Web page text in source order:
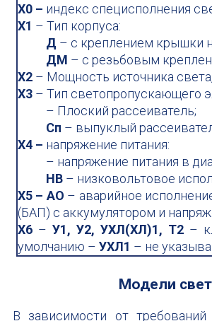
Х0 – индекс специсполнения
Х1 – Тип корпуса:
Д – с креплением крышки
ДМ – с резьбовым
Х2 – Мощность источника
Х3 – Тип светопропускающего
– Плоский рассеиватель;
Сп – выпуклый
Х4 – напряжение питания:
– напряжение питания в
НВ – низковольтовое
Х5 – АО – аварийное
(БАП) с аккумулятором и
Х6 – У1, У2, УХЛ(ХЛ)1, Т2–
умолчанию – УХЛ1 – не
Модели
В зависимости от